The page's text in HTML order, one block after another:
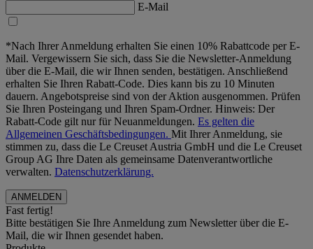
E-Mail
*Nach Ihrer Anmeldung erhalten Sie einen 10% Rabattcode per E-
Mail. Vergewissern Sie sich, dass Sie die Newsletter-Anmeldung
über die E-Mail, die wir Ihnen senden, bestätigen. Anschließend
erhalten Sie Ihren Rabatt-Code. Dies kann bis zu 10 Minuten
dauern. Angebotspreise sind von der Aktion ausgenommen. Prüfen
Sie Ihren Posteingang und Ihren Spam-Ordner. Hinweis: Der
Rabatt-Code gilt nur für Neuanmeldungen. Es gelten die
Allgemeinen Geschäftsbedingungen. Mit Ihrer Anmeldung, sie
stimmen zu, dass die Le Creuset Austria GmbH und die Le Creuset
Group AG Ihre Daten als gemeinsame Datenverantwortliche
verwalten. Datenschutzerklärung.
Fast fertig!
Bitte bestätigen Sie Ihre Anmeldung zum Newsletter über die E-
Mail, die wir Ihnen gesendet haben.